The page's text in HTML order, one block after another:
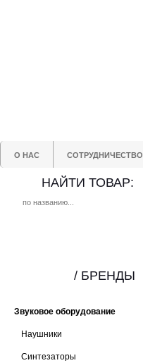
О НАС СОТРУДНИЧЕСТВО
НАЙТИ ТОВАР:
Звуковое оборудование
Наушники
Синтезаторы
/ БРЕНДЫ